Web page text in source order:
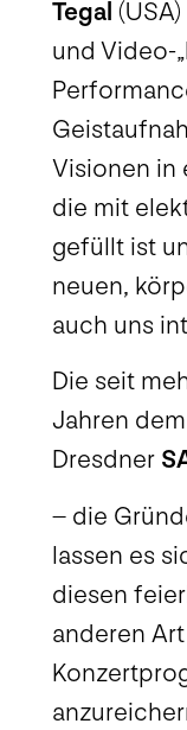
Tegal
und Video-
Visionen in
die mit
gefüllt ist
neuen,
auch uns
Die seit
Jahren
Dresdner
– die
lassen es
diesen
anderen